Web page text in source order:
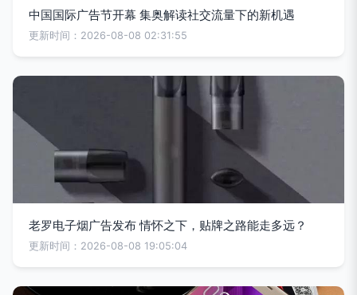
中国国际广告节开幕 集奥解读社交流量下的新机遇
更新时间：2026-08-08 02:31:55
老罗电子烟广告发布 情怀之下，贴牌之路能走多远？
更新时间：2026-08-08 19:05:04